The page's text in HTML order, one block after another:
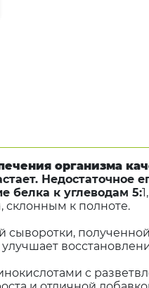
организма
белка к углеводам 5:
к полноте.
сыворотки,
с